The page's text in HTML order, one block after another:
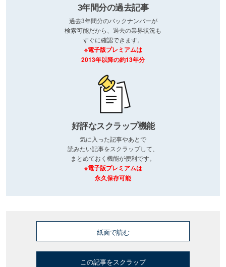
3年間分の過去記事
過去3年間分のバックナンバーが
検索可能だから、過去の業界状況も
すぐに確認できます。
※電子版プレミアムは
2013年以降の約13年分
好評なスクラップ機能
気に入った記事やあとで
読みたい記事をスクラップして、
まとめておく機能が便利です。
※電子版プレミアムは
永久保存可能
紙面で読む
この記事をスクラップ